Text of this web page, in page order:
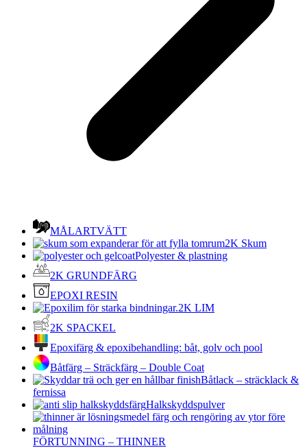
MÅLARTVÄTT
2K Skum
Polyester & plastning
2K GRUNDFÄRG
EPOXI RESIN
2K LIM
2K SPACKEL
Epoxifärg & epoxibehandling: båt, golv och pool
Båtfärg – Sträckfärg – Double Coat
Båtlack – sträcklack &
fernissa
Halkskyddspulver
FÖRTUNNING – THINNER